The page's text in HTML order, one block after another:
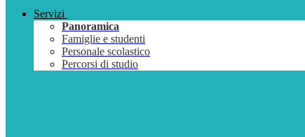
Servizi
Panoramica
Famiglie e studenti
Personale scolastico
Percorsi di studio